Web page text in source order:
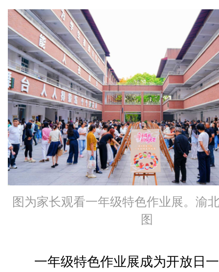
图为家长观看一年级特色作业展。渝
图
一年级特色作业展成为开放日一